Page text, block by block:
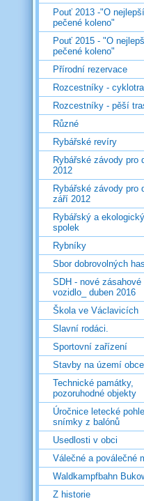
Pouť 2013 -"O nejlepší
pečené koleno"
Pouť 2015 - "O
pečené koleno"
Přírodní rezervace
Rozcestníky -
Rozcestníky - pěší
Různé
Rybářské revíry
Rybářské závody pro
2012
Rybářské závody pro
září 2012
Rybářský a ekologický
spolek
Rybníky
Sbor dobrovolných
SDH - nové zásahové
vozidlo_ duben 2016
Škola ve Václavicích
Slavní rodáci.
Sportovní zařízení
Stavby na území obce
Technické památky,
pozoruhodné objekty
Úročnice letecké
snímky z balónů
Usedlosti v obci
Válečné a poválečné
Waldkampfbahn
Z historie